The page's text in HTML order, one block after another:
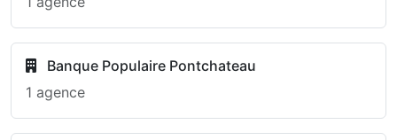
Banque Populaire Pontchateau
1 agence